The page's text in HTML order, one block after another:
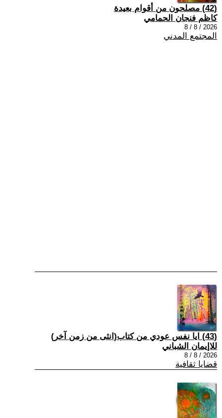
(42) مصلحون من أقوام بعيدة
كاظم فنجان الحمامي
2026 / 8 / 8
المجتمع المدني
(43) ايا نفس عودي من كتاب(انثى من زمن آخر)
للاإيمان الشباني
2026 / 8 / 8
قضايا ثقافية